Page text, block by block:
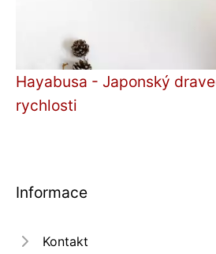
Hayabusa - Japonský
rychlosti
Informace
Kontakt